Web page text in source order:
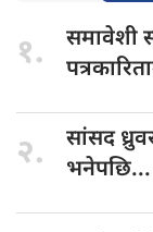
१. समावेशी
२. सांसद
भनेपछि...